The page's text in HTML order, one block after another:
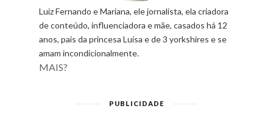
Luiz Fernando e Mariana, ele jornalista, ela criadora
de conteúdo, influenciadora e mãe, casados há 12
anos, pais da princesa Luísa e de 3 yorkshires e se
amam incondicionalmente.
MAIS?
PUBLICIDADE